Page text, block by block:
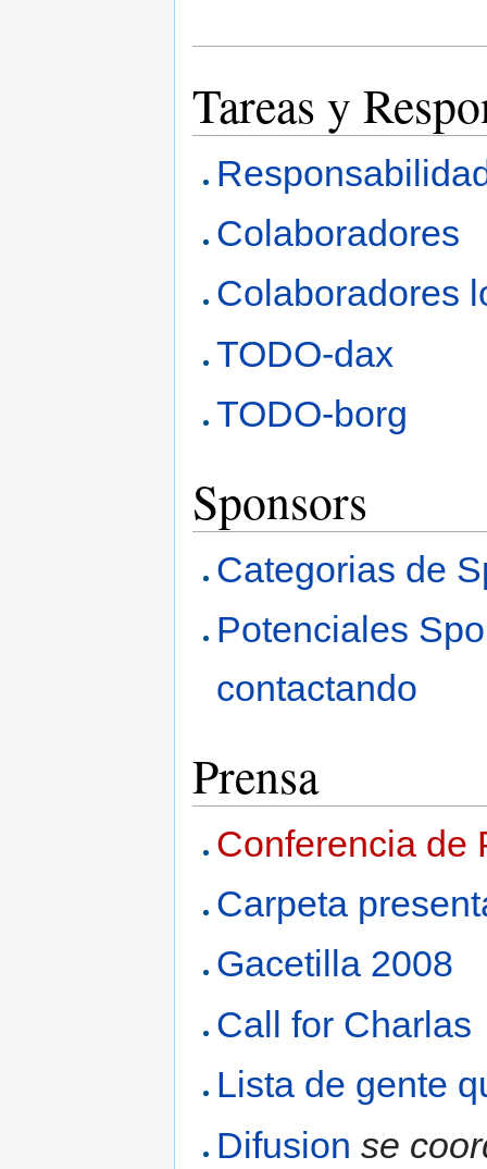
Tareas y
Colaboradores
Colaboradores
TODO-dax
TODO-borg
Sponsors
Categorias de
Potenciales
contactando
Prensa
Conferencia de
Carpeta
Gacetilla 2008
Call for Charlas
Lista de gente
Difusion se